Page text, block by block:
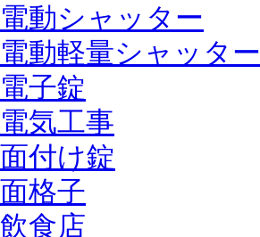
電動シャッター
電動軽量シャッター
電子錠
電気工事
面付け錠
面格子
飲食店